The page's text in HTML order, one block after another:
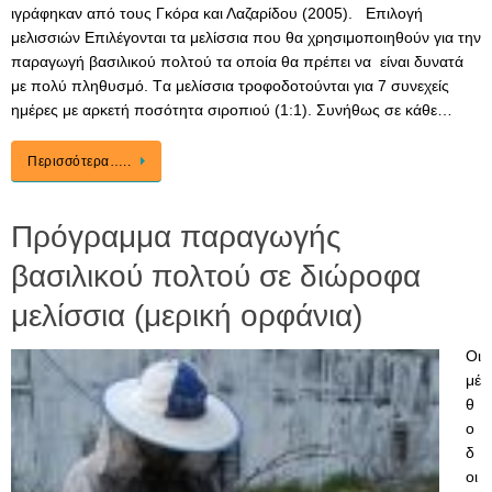
ιγράφηκαν από τους Γκόρα και Λαζαρίδου (2005). Επιλογή
μελισσιών Επιλέγονται τα μελίσσια που θα χρησιμοποιηθούν για την
παραγωγή βασιλικού πολτού τα οποία θα πρέπει να είναι δυνατά
με πολύ πληθυσμό. Tα μελίσσια τροφοδοτούνται για 7 συνεχείς
ημέρες με αρκετή ποσότητα σιροπιού (1:1). Συνήθως σε κάθε…
Περισσότερα…..
Πρόγραμμα παραγωγής
βασιλικού πολτού σε διώροφα
μελίσσια (μερική ορφάνια)
Οι
μέ
θ
ο
δ
οι